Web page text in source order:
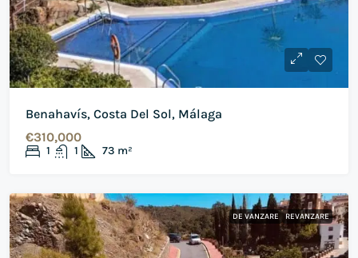
Benahavís, Costa Del Sol, Málaga
€310,000
1 1 73 m²
DE VANZARE REVANZARE